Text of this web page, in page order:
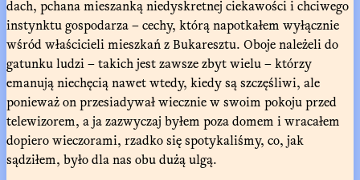
dach, pchana mieszanką niedyskretnej ciekawości i chciwego
instynktu gospodarza – cechy, którą napotkałem wyłącznie
wśród właścicieli mieszkań z Bukaresztu. Oboje należeli do
gatunku ludzi – takich jest zawsze zbyt wielu – którzy
emanują niechęcią nawet wtedy, kiedy są szczęśliwi, ale
ponieważ on przesiadywał wiecznie w swoim pokoju przed
telewizorem, a ja zazwyczaj byłem poza domem i wracałem
dopiero wieczorami, rzadko się spotykaliśmy, co, jak
sądziłem, było dla nas obu dużą ulgą.